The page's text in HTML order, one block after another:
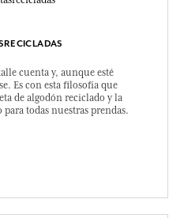
cuenta y, aunque esté
Es con esta filosofía que
de algodón reciclado y la
todas nuestras prendas.